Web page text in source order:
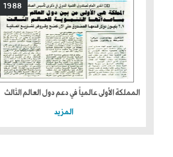
1988
المملكة الأولى عالمياً في دعم دول العالم الثالث
المزيد